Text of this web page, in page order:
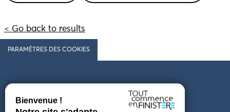
< Go back to results
PARAMÈTRES DES COOKIES
Follow us